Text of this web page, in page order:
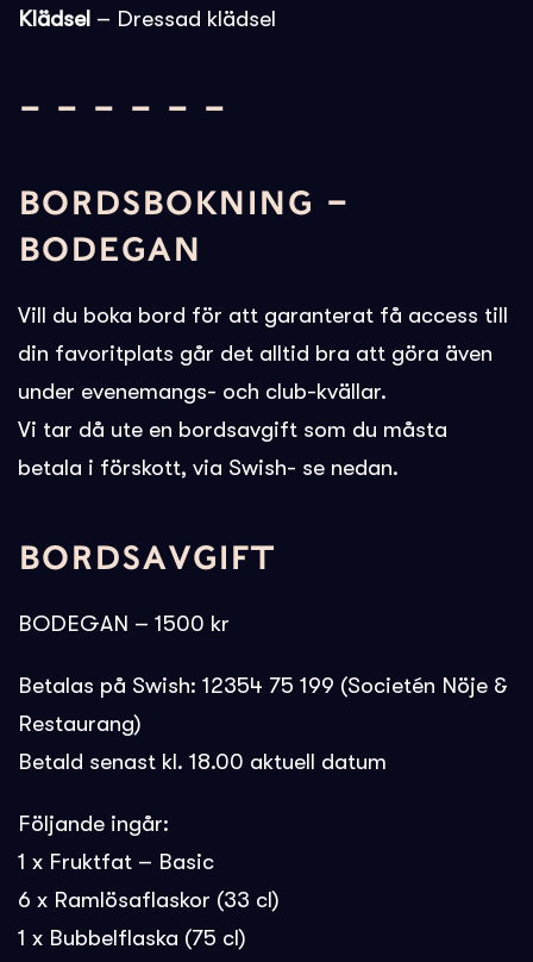
Klädsel – Dressad klädsel
– – – – – –
BORDSBOKNING –
BODEGAN
Vill du boka bord för att garanterat få access till
din favoritplats går det alltid bra att göra även
under evenemangs- och club-kvällar.
Vi tar då ute en bordsavgift som du måsta
betala i förskott, via Swish- se nedan.
BORDSAVGIFT
BODEGAN – 1500 kr
Betalas på Swish: 12354 75 199 (Societén Nöje &
Restaurang)
Betald senast kl. 18.00 aktuell datum
Följande ingår:
1 x Fruktfat – Basic
6 x Ramlösaflaskor (33 cl)
1 x Bubbelflaska (75 cl)